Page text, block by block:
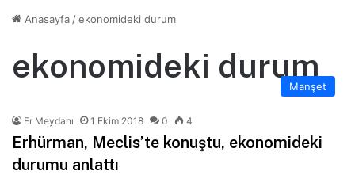
Anasayfa /ekonomideki durum
ekonomideki durum
Manşet
Er Meydanı 1 Ekim 2018 0 4
Erhürman, Meclis’te konuştu, ekonomideki
durumu anlattı